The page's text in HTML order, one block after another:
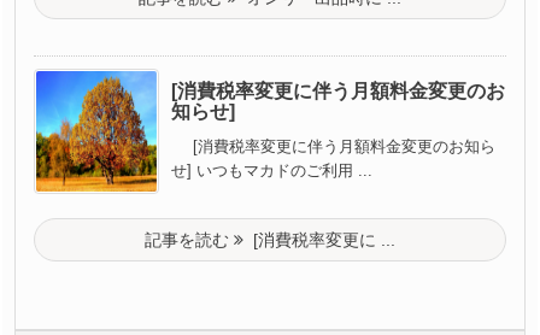
[消費税率変更に伴う月額料金変更のお
知らせ]
[消費税率変更に伴う月額料金変更のお知ら
せ] いつもマカドのご利用 ...
記事を読む [消費税率変更に ...